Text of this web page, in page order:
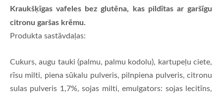
Kraukšķīgas vafeles bez glutēna, kas pildītas ar garšīgu
citronu garšas krēmu.
Produkta sastāvdaļas:
Cukurs, augu tauki (palmu, palmu kodolu), kartupeļu ciete,
rīsu milti, piena sūkalu pulveris, pilnpiena pulveris, citronu
sulas pulveris 1,7%, sojas milti, emulgators: sojas lecitīns,